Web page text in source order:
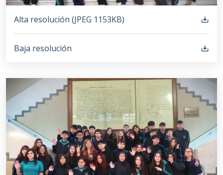
Alta resolución (JPEG 1153KB)
Baja resolución